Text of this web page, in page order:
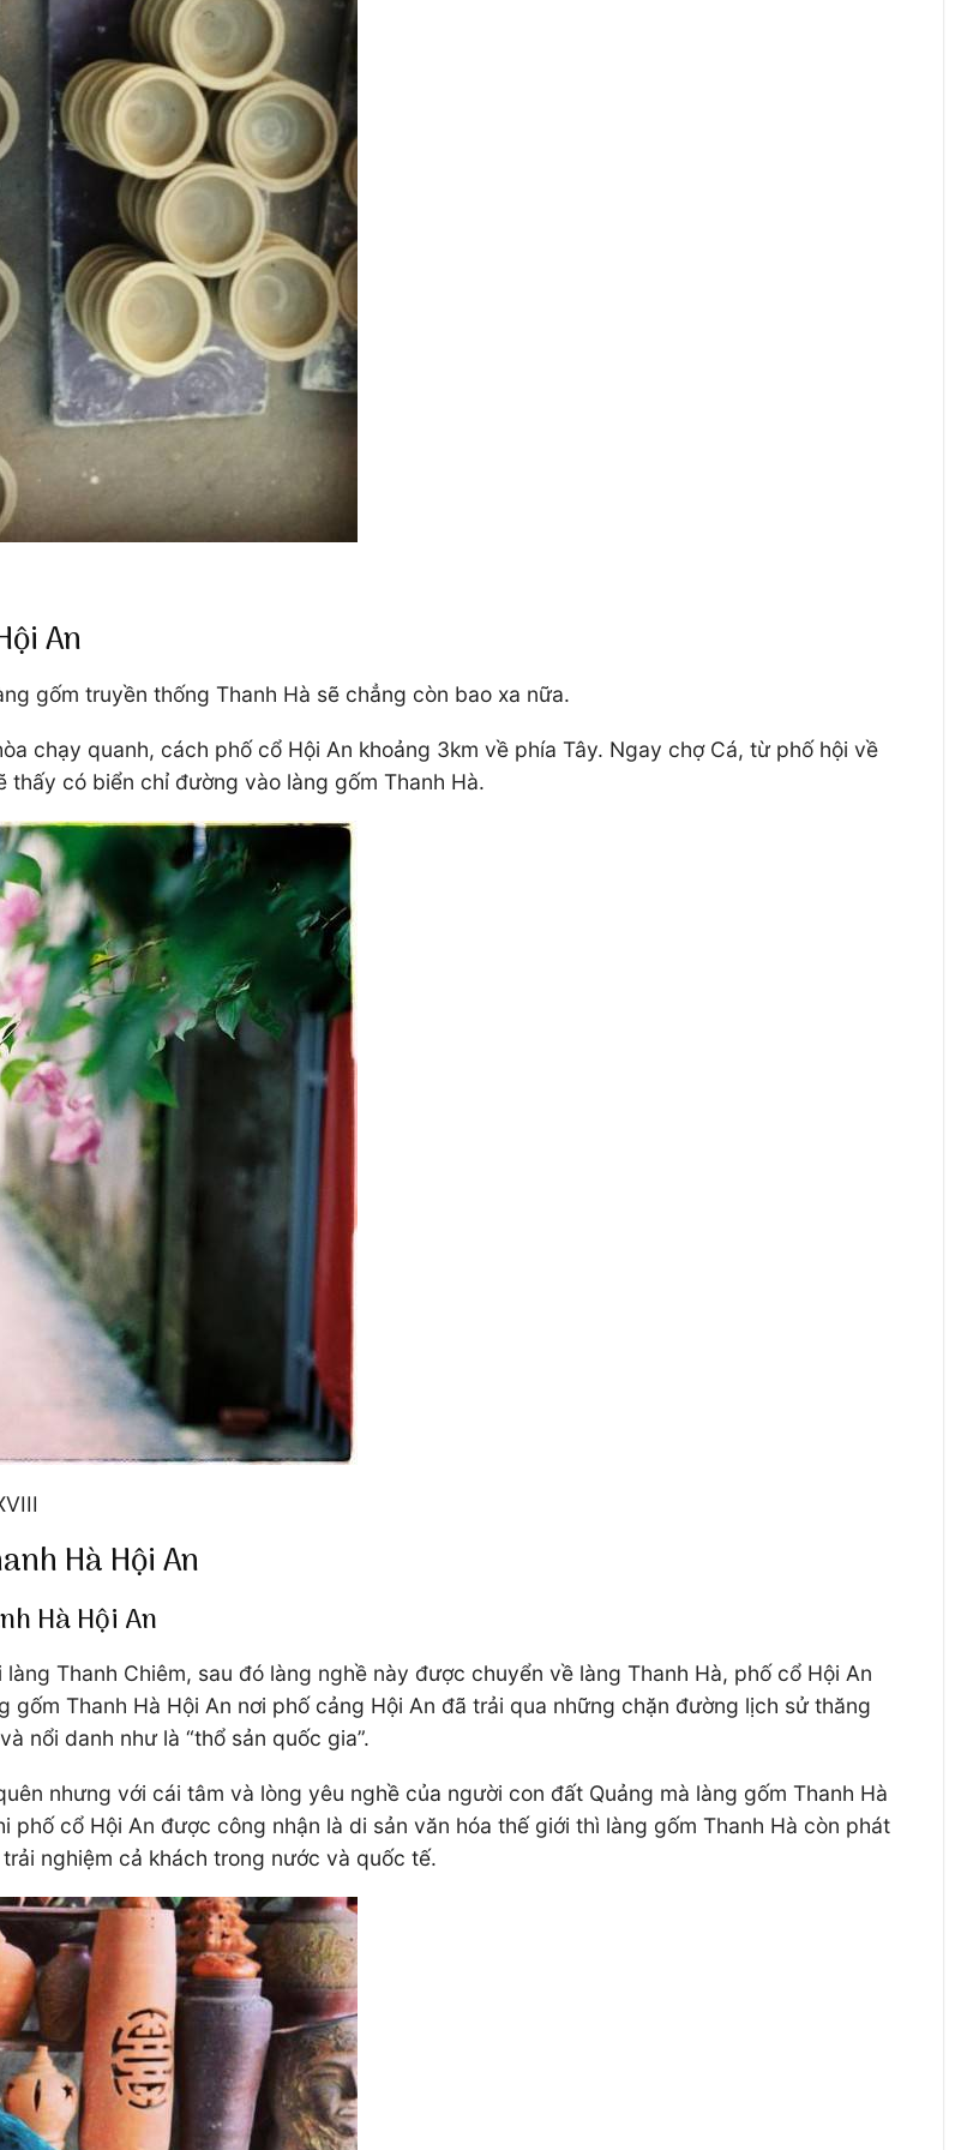
An
gốm truyền thống Thanh Hà sẽ chẳng còn bao xa nữa.
chạy quanh, cách phố cổ Hội An khoảng 3km về phía Tây. Ngay chợ Cá, từ phố hội về
có biển chỉ đường vào làng gốm Thanh Hà.
Hà Hội An
Hà Hội An
Thanh Chiêm, sau đó làng nghề này được chuyển về làng Thanh Hà, phố cổ Hội An
gốm Thanh Hà Hội An nơi phố cảng Hội An đã trải qua những chặn đường lịch sử thăng
nổi danh như là “thổ sản quốc gia”.
nhưng với cái tâm và lòng yêu nghề của người con đất Quảng mà làng gốm Thanh Hà
cổ Hội An được công nhận là di sản văn hóa thế giới thì làng gốm Thanh Hà còn phát
nghiệm cả khách trong nước và quốc tế.